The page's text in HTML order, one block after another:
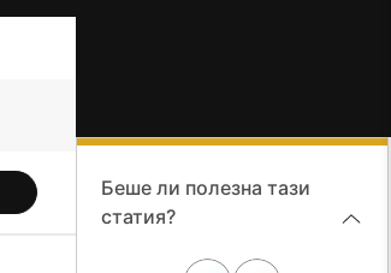
Беше ли полезна тази
статия?